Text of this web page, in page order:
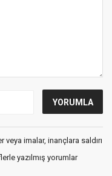
imalar, inançlara saldırı
yazılmış yorumlar